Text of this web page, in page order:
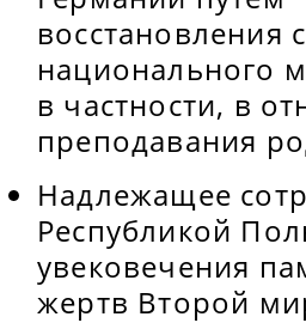
восстановления
национального
в частности, в
преподавания
Надлежащее
Республикой
увековечения
жертв Второй